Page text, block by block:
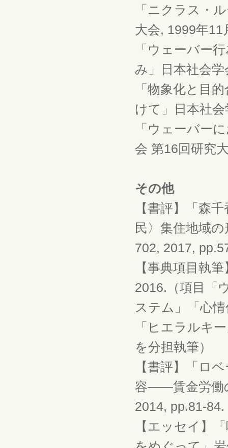
「ニクラス・
大会, 1999年11
「ウェーバー
み」日本社会
「物象化と目
けて」日本社
「ウェーバー
会 第16回研究
その他
【書評】「森
民〉集住地域
702, 2017,
【事典項目執
2016.（項目「
ステム」「心
「ヒエラルキ
を分担執筆）
【書評】「ロ
容—―賃金労働
2014, pp.81-84.
【エッセイ】